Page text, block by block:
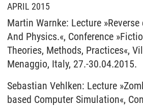
APRIL 2015
Martin Warnke: Lecture
And Physics.«, Conference
Theories, Methods, Practices«,
Menaggio, Italy, 27.-30.04.2015.
Sebastian Vehlken: Lecture
based Computer Simulation«,